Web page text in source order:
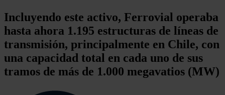
Incluyendo este activo, Ferrovial operaba
hasta ahora 1.195 estructuras de líneas de
transmisión, principalmente en Chile, con
una capacidad total en cada uno de sus
tramos de más de 1.000 megavatios (MW)